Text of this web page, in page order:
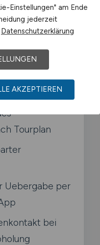
Tourplan
Uebergabe per
bei
Einstellungen" am Ende
jederzeit
Datenschutzerklärung
AKZEPTIEREN